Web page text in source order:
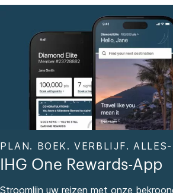
PLAN. BOEK. VERBLIJF.
IHG One Rewards-App
Stroomlijn uw reizen met onze